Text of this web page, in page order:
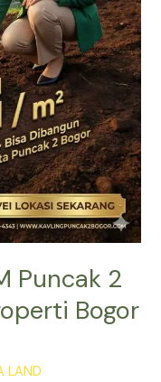
Puncak 2
Bogor
LAND